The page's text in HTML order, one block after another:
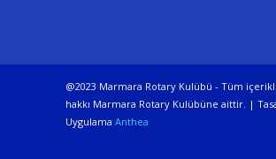
@2023 Marmara Rotary Kulübü - Tüm
hakkı Marmara Rotary Kulübüne aittir. |
Uygulama Anthea